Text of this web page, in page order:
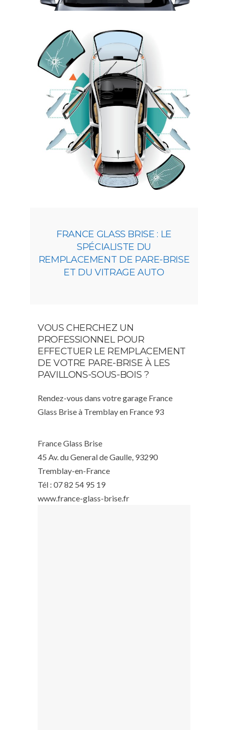
FRANCE GLASS BRISE : LE
SPÉCIALISTE DU
REMPLACEMENT DE PARE-BRISE
ET DU VITRAGE AUTO
VOUS CHERCHEZ UN
PROFESSIONNEL POUR
EFFECTUER LE REMPLACEMENT
DE VOTRE PARE-BRISE À LES
PAVILLONS-SOUS-BOIS ?
Rendez-vous dans votre garage France
Glass Brise à Tremblay en France 93
France Glass Brise
45 Av. du General de Gaulle, 93290
Tremblay-en-France
Tél : 07 82 54 95 19
www.france-glass-brise.fr